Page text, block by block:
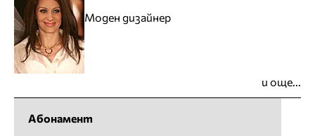
Моден дизайнер
и още...
Абонамент